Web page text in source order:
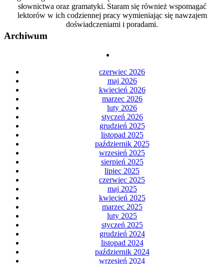
słownictwa oraz gramatyki. Staram się również wspomagać
lektorów w ich codziennej pracy wymieniając się nawzajem
doświadczeniami i poradami.
Archiwum
czerwiec 2026
maj 2026
kwiecień 2026
marzec 2026
luty 2026
styczeń 2026
grudzień 2025
listopad 2025
październik 2025
wrzesień 2025
sierpień 2025
lipiec 2025
czerwiec 2025
maj 2025
kwiecień 2025
marzec 2025
luty 2025
styczeń 2025
grudzień 2024
listopad 2024
październik 2024
wrzesień 2024